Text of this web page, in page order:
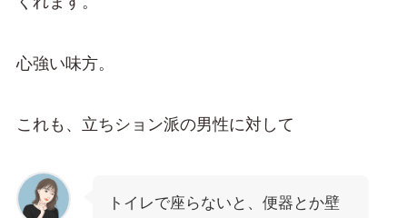
心強い味方。
これも、立ちション派の男性に対して
トイレで座らないと、便器とか壁